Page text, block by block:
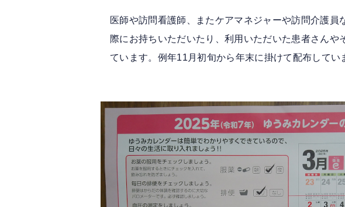
医師や訪問看護師、またケアマネジャーや訪問介護
際にお持ちいただいたり、利用いただいた患者さん
ています。例年11月初旬から年末に掛けて配布してい